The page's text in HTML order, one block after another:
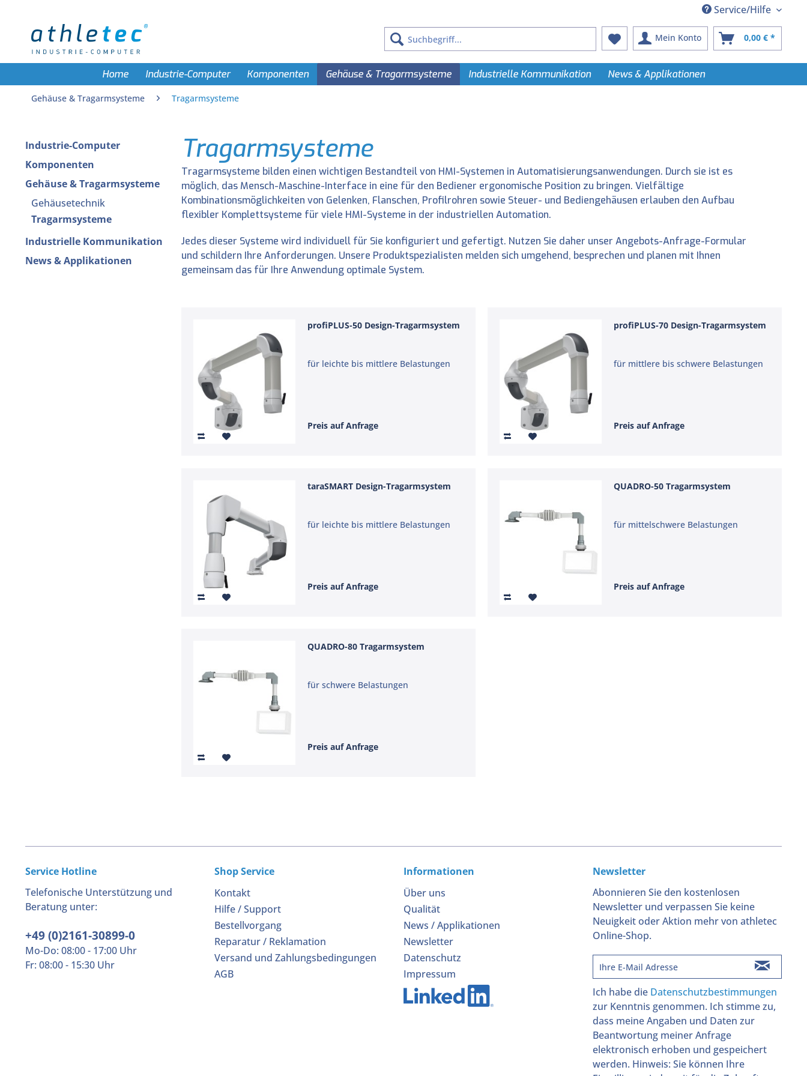
Service/Hilfe
Mein Konto 0,00 € *
Home Industrie-Computer Komponenten Gehäuse & Tragarmsysteme Industrielle Kommunikation News & Applikationen
Gehäuse & Tragarmsysteme Tragarmsysteme
Industrie-Computer
Komponenten
Gehäuse & Tragarmsysteme
Gehäusetechnik
Tragarmsysteme
Industrielle Kommunikation
News & Applikationen
Tragarmsysteme
Tragarmsysteme bilden einen wichtigen Bestandteil von HMI-Systemen in Automatisierungsanwendungen. Durch sie ist es
möglich, das Mensch-Maschine-Interface in eine für den Bediener ergonomische Position zu bringen. Vielfältige
Kombinationsmöglichkeiten von Gelenken, Flanschen, Profilrohren sowie Steuer- und Bediengehäusen erlauben den Aufbau
flexibler Komplettsysteme für viele HMI-Systeme in der industriellen Automation.
Jedes dieser Systeme wird individuell für Sie konfiguriert und gefertigt. Nutzen Sie daher unser Angebots-Anfrage-Formular
und schildern Ihre Anforderungen. Unsere Produktspezialisten melden sich umgehend, besprechen und planen mit Ihnen
gemeinsam das für Ihre Anwendung optimale System.
profiPLUS-50 Design-Tragarmsystem
für leichte bis mittlere Belastungen
Preis auf Anfrage
profiPLUS-70 Design-Tragarmsystem
für mittlere bis schwere Belastungen
Preis auf Anfrage
taraSMART Design-Tragarmsystem
für leichte bis mittlere Belastungen
Preis auf Anfrage
QUADRO-50 Tragarmsystem
für mittelschwere Belastungen
Preis auf Anfrage
QUADRO-80 Tragarmsystem
für schwere Belastungen
Preis auf Anfrage
Service Hotline
Telefonische Unterstützung und
Beratung unter:
+49 (0)2161-30899-0
Mo-Do: 08:00 - 17:00 Uhr
Fr: 08:00 - 15:30 Uhr
Shop Service
Kontakt
Hilfe / Support
Bestellvorgang
Reparatur / Reklamation
Versand und Zahlungsbedingungen
AGB
Informationen
Über uns
Qualität
News / Applikationen
Newsletter
Datenschutz
Impressum
Newsletter
Abonnieren Sie den kostenlosen
Newsletter und verpassen Sie keine
Neuigkeit oder Aktion mehr von athletec
Online-Shop.
Ich habe die Datenschutzbestimmungen
zur Kenntnis genommen. Ich stimme zu,
dass meine Angaben und Daten zur
Beantwortung meiner Anfrage
elektronisch erhoben und gespeichert
werden. Hinweis: Sie können Ihre